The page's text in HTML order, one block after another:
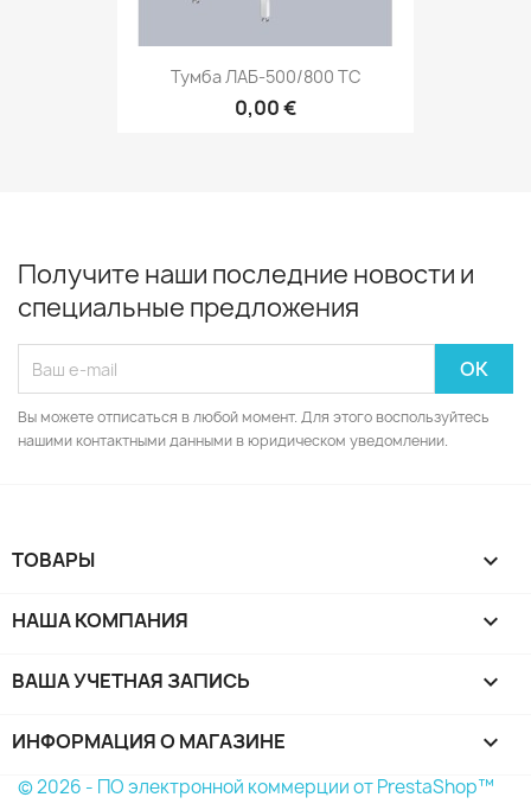
Тумба ЛАБ-500/800 ТС
0,00 €
Получите наши последние новости и
специальные предложения
Вы можете отписаться в любой момент. Для этого воспользуйтесь
нашими контактными данными в юридическом уведомлении.
ТОВАРЫ 
НАША КОМПАНИЯ 
ВАША УЧЕТНАЯ ЗАПИСЬ 
ИНФОРМАЦИЯ О МАГАЗИНЕ keyboard_arrow_down
© 2026 - ПО электронной коммерции от PrestaShop™